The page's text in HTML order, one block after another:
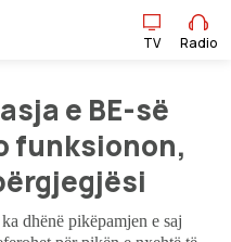
TV Radio
TV Radio
e BE-së
funksionon,
dhënë pikëpamjen e saj